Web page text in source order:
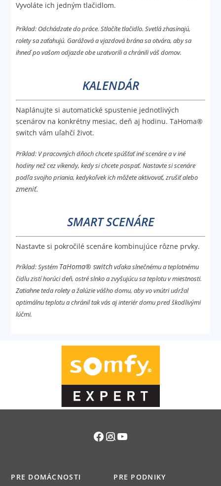
Vyvoláte ich jedným tlačidlom.
Príklad: Odchádzate do práce. Stlačíte tlačidlo. Svetlá zhasínajú,
rolety sa zaťahujú. Garážová a vjazdová brána sa otvára, aby sa
ihneď po vašom odjazde obe uzatvorili a chránili váš domov.
KALENDÁR
Naplánujte si automatické spustenie jednotlivých
scenárov na konkrétny mesiac, deň aj hodinu.TaHoma®
switch vám uľahčí život.
Príklad: V pracovných dňoch chcete spúšťať iné scenáre a v iné
hodiny než cez víkendy, kedy si chcete pospať. Nastavte si scenáre
podľa svojho priania, kedykoľvek ich môžete aktivovať, zrušiť alebo
zmeniť.
SMART SCENÁRE
Nastavte si pokročilé scenáre kombinujúce rôzne prvky.
Príklad: Systém TaHoma® switchvďaka slnečnému a teplotnému
čidlu zistí horúci deň, ostré slnko a zvyšujúcu sa teplotu v miestnosti.
Zatiahne teda rolety a žalúzie vášho domu, aby vo vnútri udržal
optimálnu teplotu a chránil tak vás aj interiér domu pred škodlivými
lúčmi.
Back
Facebook
Instagram
YouTube
PRE DOMÁCNOSTI PRE PODNIKY